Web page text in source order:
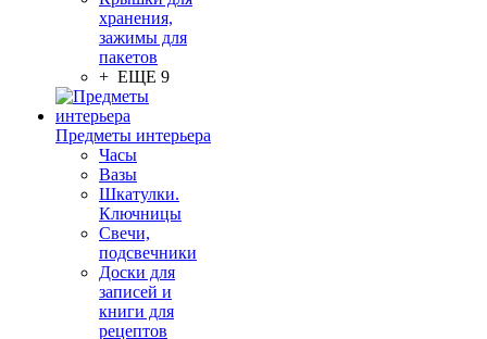
хранения,
зажимы для
пакетов
+ ЕЩЕ 9
Предметы интерьера
Часы
Вазы
Шкатулки.
Ключницы
Свечи,
подсвечники
Доски для
записей и
книги для
рецептов